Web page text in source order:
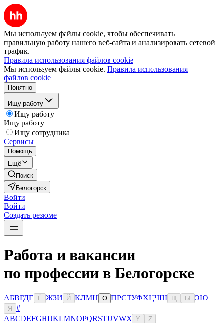
Мы используем файлы cookie, чтобы обеспечивать
правильную работу нашего веб-сайта и анализировать сетевой
трафик.
Правила использования файлов cookie
Мы используем файлы cookie. Правила использования
файлов cookie
Понятно
Ищу работу
Ищу работу
Ищу работу
Ищу сотрудника
Сервисы
Помощь
Ещё
Поиск
Белогорск
Войти
Войти
Создать резюме
Работа и вакансии
по профессии в Белогорске
АБВГДЕ Ё ЖЗИ Й КЛМН О ПРСТУФХЦЧШ Ы ЭЮ
Я
#
ABCDEFGHIJKLMNOPQRSTUVWX Y Z